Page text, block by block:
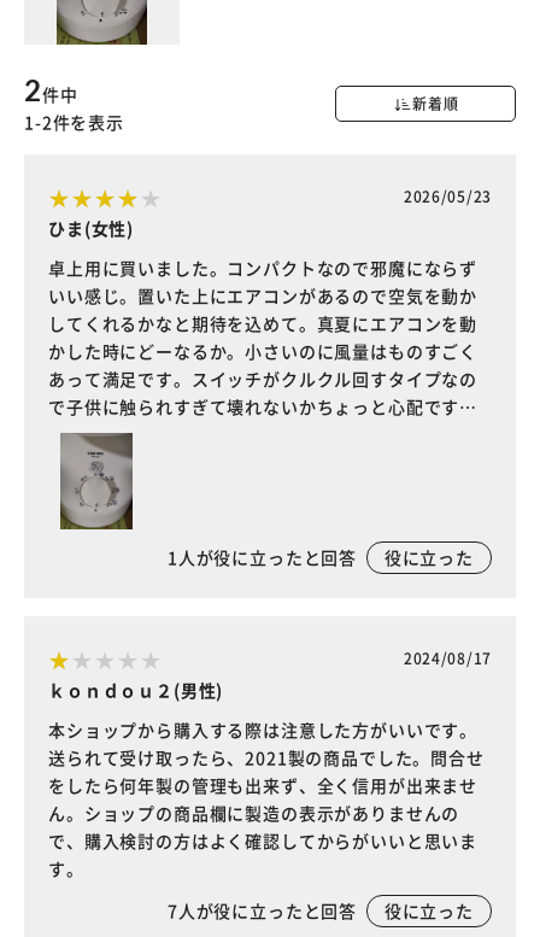
新着順
2件中
1-2件を表示
2026/05/23
ひま(女性)
卓上用に買いました。コンパクトなので邪魔にならず
いい感じ。置いた上にエアコンがあるので空気を動か
してくれるかなと期待を込めて。真夏にエアコンを動
かした時にどーなるか。小さいのに風量はものすごく
あって満足です。スイッチがクルクル回すタイプなの
で子供に触られすぎて壊れないかちょっと心配です…
1人が役に立ったと回答 役に立った
2024/08/17
ｋｏｎｄｏｕ２(男性)
本ショップから購入する際は注意した方がいいです。
送られて受け取ったら、2021製の商品でした。問合せ
をしたら何年製の管理も出来ず、全く信用が出来ませ
ん。ショップの商品欄に製造の表示がありませんの
で、購入検討の方はよく確認してからがいいと思いま
す。
7人が役に立ったと回答 役に立った